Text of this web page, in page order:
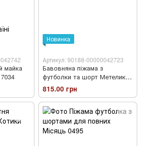
майка
Новинка
Артикул: 90188-00000042723
Бавовняна піжама з
футболки та шорт Метелик
1350
815.00 грн